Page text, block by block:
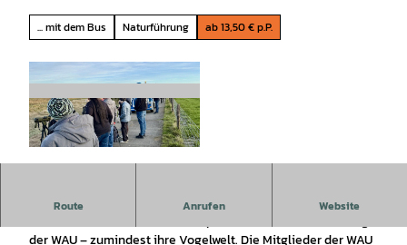
... mit dem Bus Naturführung ab 13,50 € p.P.
Route Anrufen Website
Mit dem Watt'n Express "Frida" auf Vogelbeobachtungs-Tour.
der WAU – zumindest ihre Vogelwelt. Die Mitglieder der WAU